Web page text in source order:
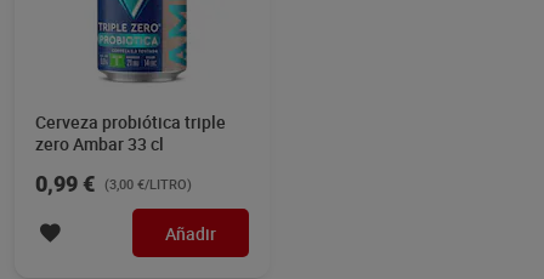
Cerveza probiótica triple
zero Ambar 33 cl
0,99 € (3,00 €/LITRO)
Añadir